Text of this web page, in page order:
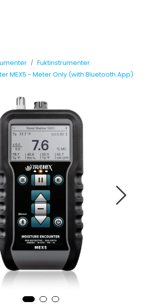
Fuktinstrumenter
MEX5 - Meter Only (with Bluetooth App)